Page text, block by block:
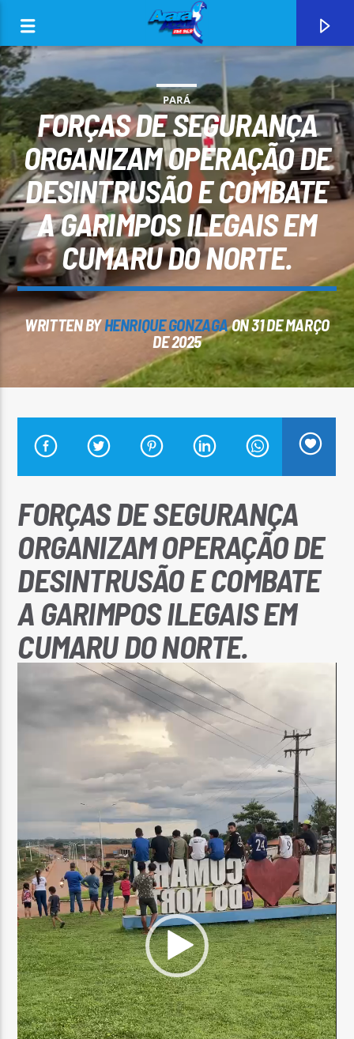
0:00
CURRENT TRACK
ARARA AZUL FM 96,9
PARÁ
FORÇAS DE SEGURANÇA
ORGANIZAM OPERAÇÃO DE
DESINTRUSÃO E COMBATE
A GARIMPOS ILEGAIS EM
CUMARU DO NORTE.
WRITTEN BYHENRIQUE GONZAGAON 31 DE MARÇO
DE 2025
FORÇAS DE SEGURANÇA
ORGANIZAM OPERAÇÃO DE
DESINTRUSÃO E COMBATE
A GARIMPOS ILEGAIS EM
CUMARU DO NORTE.